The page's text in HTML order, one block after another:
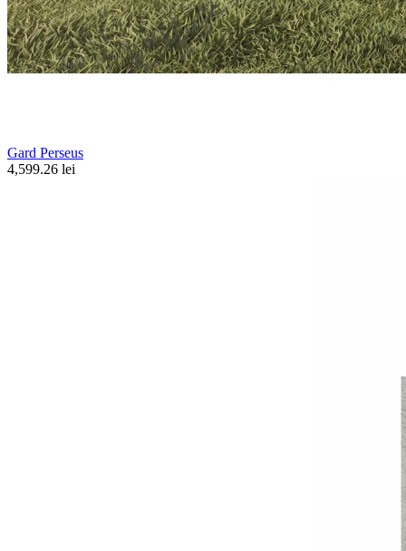
Gard Perseus
4,599.26 lei